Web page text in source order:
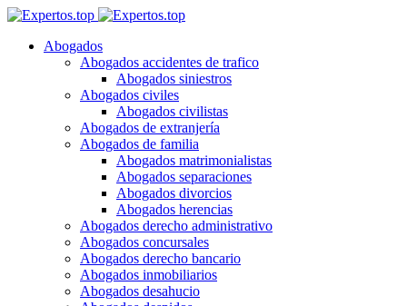
Abogados
Abogados accidentes de trafico
Abogados siniestros
Abogados civiles
Abogados civilistas
Abogados de extranjería
Abogados de familia
Abogados matrimonialistas
Abogados separaciones
Abogados divorcios
Abogados herencias
Abogados derecho administrativo
Abogados concursales
Abogados derecho bancario
Abogados inmobiliarios
Abogados desahucio